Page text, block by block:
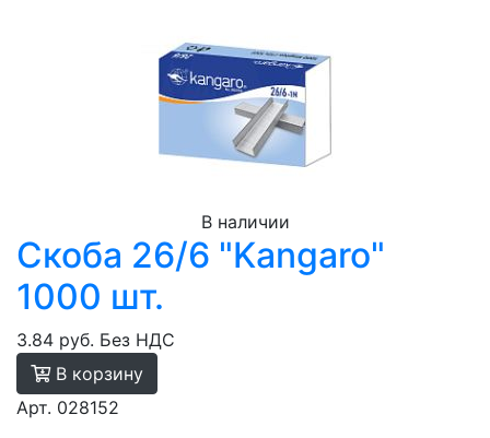
В наличии
Скоба 26/6 "Kangaro"
1000 шт.
3.84 руб. Без НДС
В корзину
Арт. 028152